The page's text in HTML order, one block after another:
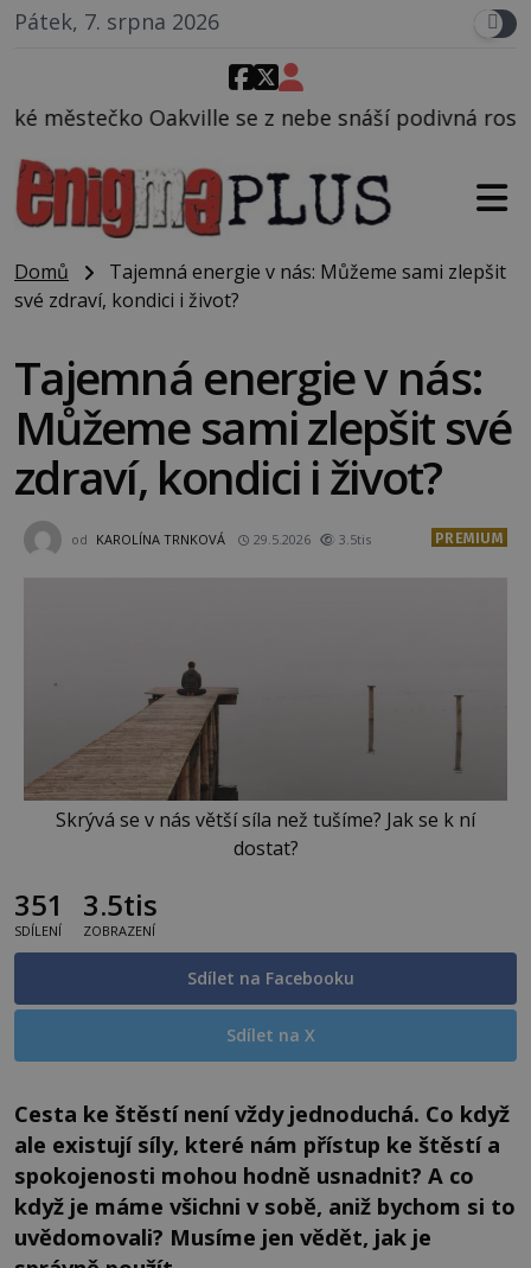
Pátek, 7. srpna 2026
se z nebe snáší podivná rosolovitá látka
Domů
Tajemná energie v nás: Můžeme sami zlepšit
své zdraví, kondici i život?
Tajemná energie v nás:
Můžeme sami zlepšit své
zdraví, kondici i život?
od KAROLÍNA TRNKOVÁ 29.5.2026 3.5tis PREMIUM
Skrývá se v nás větší síla než tušíme? Jak se k ní
dostat?
351
SDÍLENÍ
3.5tis
ZOBRAZENÍ
Sdílet na Facebooku
Sdílet na X
Cesta ke štěstí není vždy jednoduchá. Co když
ale existují síly, které nám přístup ke štěstí a
spokojenosti mohou hodně usnadnit? A co
když je máme všichni v sobě, aniž bychom si to
uvědomovali? Musíme jen vědět, jak je